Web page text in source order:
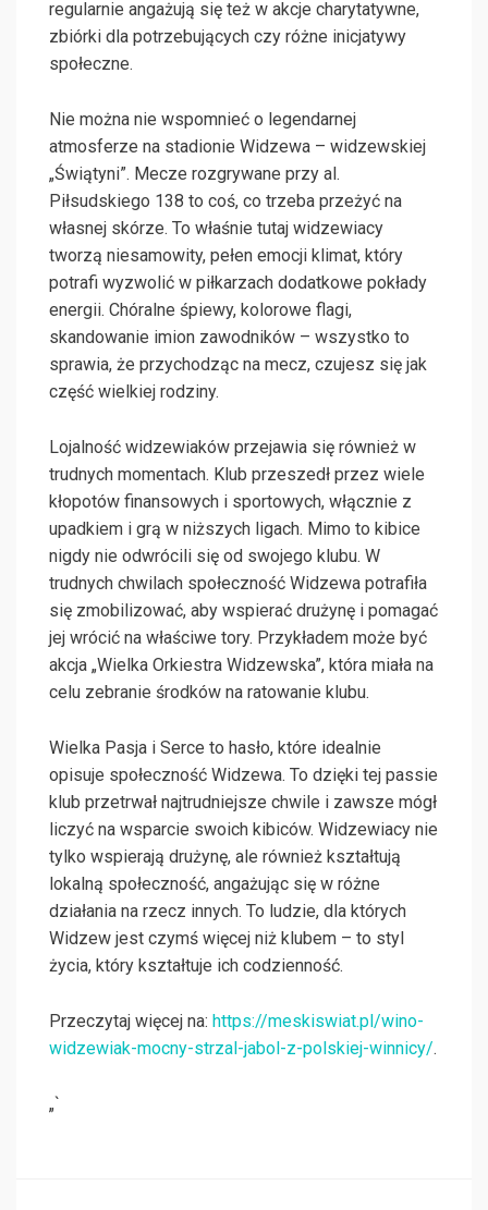
regularnie angażują się też w akcje charytatywne,
zbiórki dla potrzebujących czy różne inicjatywy
społeczne.
Nie można nie wspomnieć o legendarnej
atmosferze na stadionie Widzewa – widzewskiej
„Świątyni”. Mecze rozgrywane przy al.
Piłsudskiego 138 to coś, co trzeba przeżyć na
własnej skórze. To właśnie tutaj widzewiacy
tworzą niesamowity, pełen emocji klimat, który
potrafi wyzwolić w piłkarzach dodatkowe pokłady
energii. Chóralne śpiewy, kolorowe flagi,
skandowanie imion zawodników – wszystko to
sprawia, że przychodząc na mecz, czujesz się jak
część wielkiej rodziny.
Lojalność widzewiaków przejawia się również w
trudnych momentach. Klub przeszedł przez wiele
kłopotów finansowych i sportowych, włącznie z
upadkiem i grą w niższych ligach. Mimo to kibice
nigdy nie odwrócili się od swojego klubu. W
trudnych chwilach społeczność Widzewa potrafiła
się zmobilizować, aby wspierać drużynę i pomagać
jej wrócić na właściwe tory. Przykładem może być
akcja „Wielka Orkiestra Widzewska”, która miała na
celu zebranie środków na ratowanie klubu.
Wielka Pasja i Serce to hasło, które idealnie
opisuje społeczność Widzewa. To dzięki tej passie
klub przetrwał najtrudniejsze chwile i zawsze mógł
liczyć na wsparcie swoich kibiców. Widzewiacy nie
tylko wspierają drużynę, ale również kształtują
lokalną społeczność, angażując się w różne
działania na rzecz innych. To ludzie, dla których
Widzew jest czymś więcej niż klubem – to styl
życia, który kształtuje ich codzienność.
Przeczytaj więcej na: https://meskiswiat.pl/wino-
widzewiak-mocny-strzal-jabol-z-polskiej-winnicy/.
„`